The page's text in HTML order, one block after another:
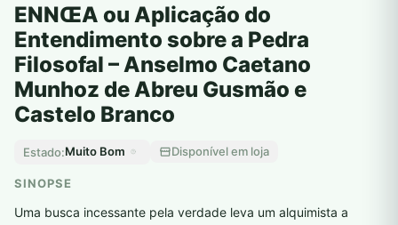
ENNŒA ou Aplicação do
Entendimento sobre a Pedra
Filosofal – Anselmo Caetano
Munhoz de Abreu Gusmão e
Castelo Branco
Estado:Muito Bom Disponível em loja
SINOPSE
Uma busca incessante pela verdade leva um alquimista a